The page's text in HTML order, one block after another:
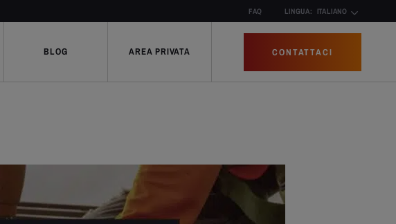
FAQ LINGUA: ITALIANO
BLOG AREA PRIVATA CONTATTACI